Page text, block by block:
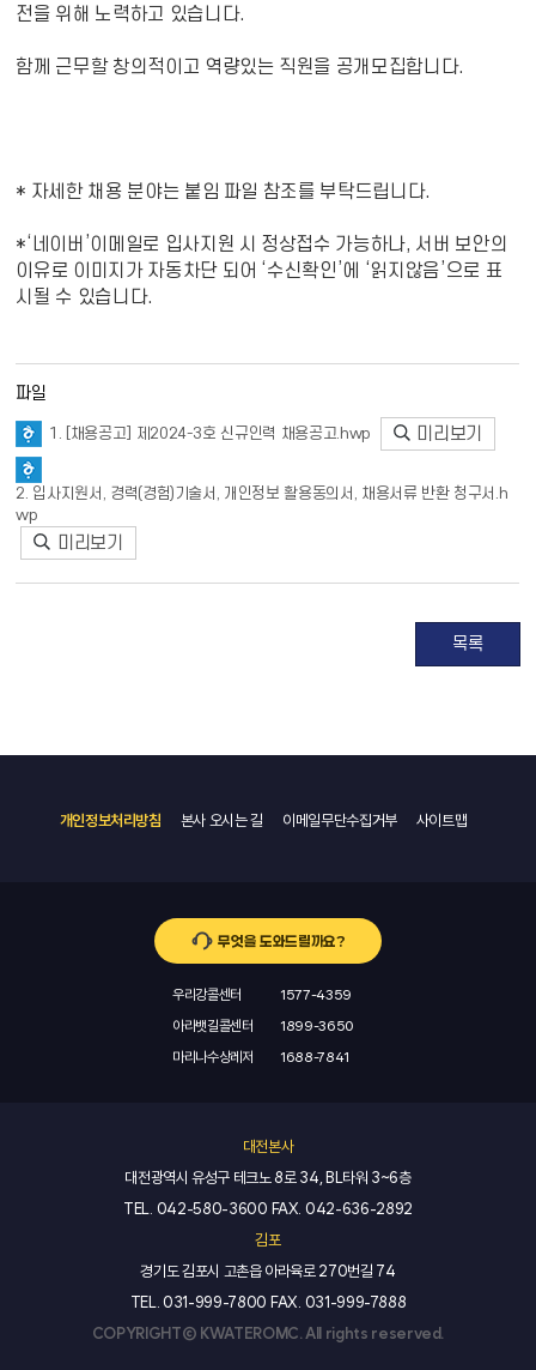
전을 위해 노력하고 있습니다.
함께 근무할 창의적이고 역량있는 직원을 공개모집합니다.
* 자세한 채용 분야는 붙임 파일 참조를 부탁드립니다.
*‘네이버’이메일로 입사지원 시 정상접수 가능하나, 서버 보안의
이유로 이미지가 자동차단 되어 ‘수신확인’에 ‘읽지않음’으로 표
시될 수 있습니다.
파일
1. [채용공고] 제2024-3호 신규인력 채용공고.hwp 미리보기
2. 입사지원서, 경력(경험)기술서, 개인정보 활용동의서, 채용서류 반환 청구서.h
wp
미리보기
목록
개인정보처리방침 본사 오시는 길 이메일무단수집거부 사이트맵
무엇을 도와드릴까요?
우리강콜센터
1577-4359
아라뱃길콜센터
1899-3650
마리나수상레저
1688-7841
대전본사
대전광역시 유성구 테크노 8로 34, BL타워 3~6층
TEL. 042-580-3600 FAX. 042-636-2892
김포
경기도 김포시 고촌읍 아라육로 270번길 74
TEL. 031-999-7800 FAX. 031-999-7888
COPYRIGHT© KWATEROMC. All rights reserved.